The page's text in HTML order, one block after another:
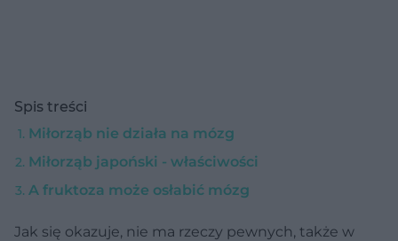
Spis treści
Miłorząb nie działa na mózg
Miłorząb japoński - właściwości
A fruktoza może osłabić mózg
Jak się okazuje, nie ma rzeczy pewnych, także w